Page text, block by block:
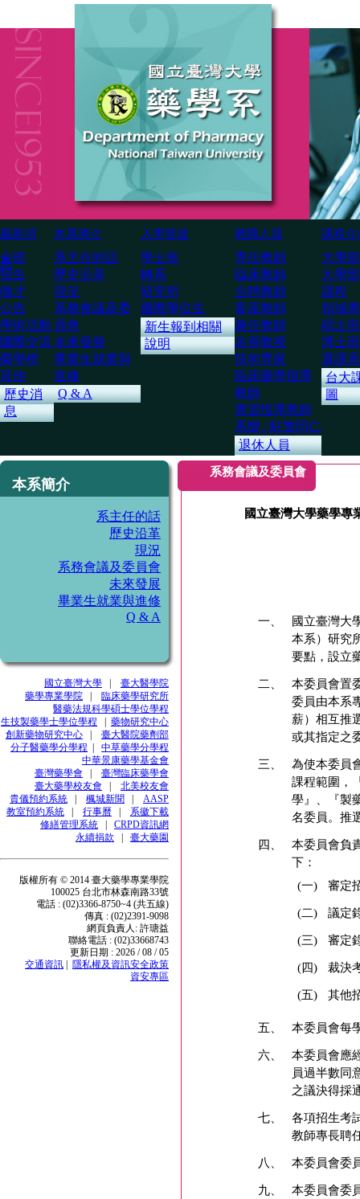
最新消
息
本系簡介 入學管道 教職人員 課程介
全部
招生
徵才
公告
學術活動
國際交流
榮譽榜
其他
歷史消
息
系主任的話
歷史沿革
現況
系務會議及委
員會
未來發展
畢業生就業與
進修
Q & A
學士班
轉系
研究所
國際學位生
新生報到相關
說明
専任教師
臨床教師
合聘教師
客座教師
兼任教師
名譽教授
技術専家
臨床藥學指導
教師
實習指導教師
系辦 / 駐警同仁
退休人員
大學部
大學
課程
領域
碩士班
博士班
選課
台大
圖
本系簡介
系主任的話
歷史沿革
現況
系務會議及委員會
未來發展
畢業生就業與進修
Q & A
國立臺灣大學
臺大醫學院
藥學專業學院
臨床藥學研究所
醫藥法規科學碩士學位學程
生技製藥學士學位學程
藥物研究中心
創新藥物研究中心
臺大醫院藥劑部
分子醫藥學分學程
中草藥學分學程
中華景康藥學基金會
臺灣藥學會
臺灣臨床藥學會
臺大藥學校友會
北美校友會
貴儀預約系統
楓城新聞
AASP
教室預約系統
行事曆
系徽下載
修繕管理系統
CRPD資訊網
永續捐款
臺大藥園
版權所有 © 2014 臺大藥學專業學院
100025 台北市林森南路33號
電話 : (02)3366-8750~4 (共五線)
傳真 : (02)2391-9098
網頁負責人: 許瑭益
聯絡電話 : (02)33668743
更新日期 : 2026 / 08 / 05
交通資訊
隱私權及資訊安全政策
資安專區
系務會議及委員會
國立臺灣大學藥學專
一、
國立臺灣大
本系）研究
要點，設立
二、
本委員會置
委員由本系
薪）相互推
或其指定之
三、
為使本委員
課程範圍，
學』、『製
名委員。推
四、
本委員會負
下：
(一)
審定
(二) 議定
(三) 審定
(四) 裁決
(五) 其他
五、 本委員會每
六、
本委員會應
員過半數同
之議決得採
七、
各項招生考
教師專長聘
八、 本委員會委
九、
本委員會委